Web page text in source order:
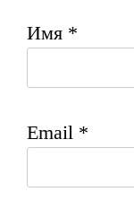
Имя *
Email *